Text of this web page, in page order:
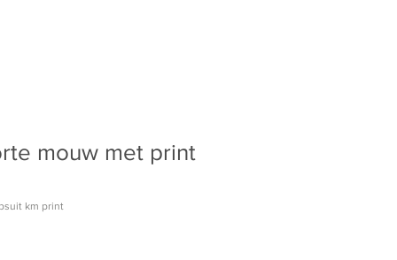
mouw met print
km print